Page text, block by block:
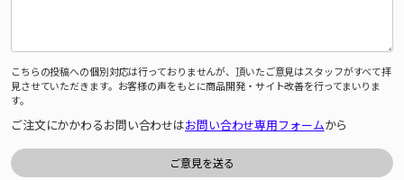
こちらの投稿への個別対応は行っておりませんが、頂いたご意見はスタッフがすべて拝
見させていただきます。お客様の声をもとに商品開発・サイト改善を行ってまいりま
す。
ご注文にかかわるお問い合わせはお問い合わせ専用フォームから